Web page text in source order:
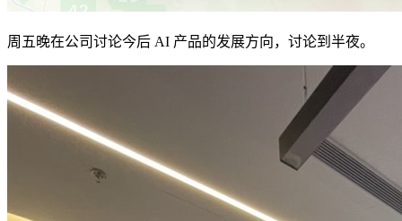
周五晚在公司讨论今后 AI 产品的发展方向，讨论到半夜。